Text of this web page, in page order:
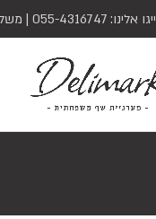
אלינו: 055-4316747
|